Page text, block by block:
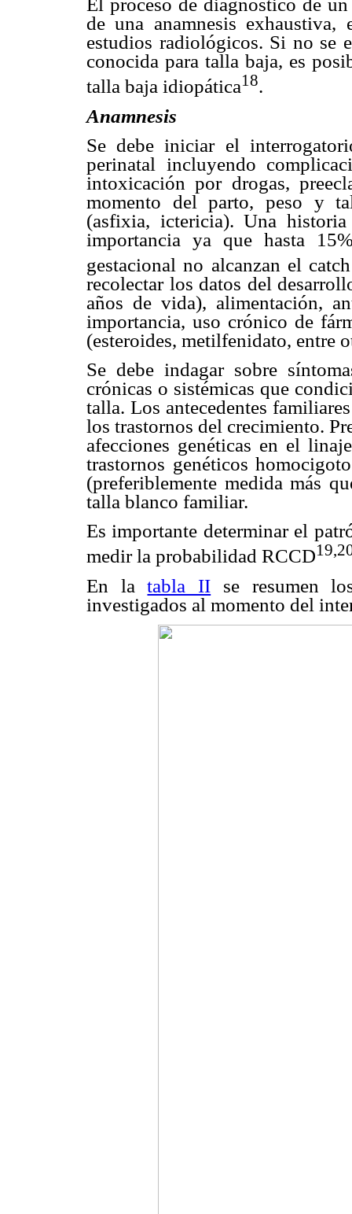
El proceso de diagnóstico de
de una anamnesis
estudios radiológicos. Si no se
conocida para talla baja, es
talla baja idiopática18.
Anamnesis
Se debe iniciar el
perinatal incluyendo
intoxicación por drogas,
momento del parto, peso y
(asfixia, ictericia). Una
importancia ya que hasta
gestacional no alcanzan el
recolectar los datos del
años de vida), alimentación,
importancia, uso crónico de
(esteroides, metilfenidato, entre
Se debe indagar sobre
crónicas o sistémicas que
talla. Los antecedentes
los trastornos del crecimiento.
afecciones genéticas en el
trastornos genéticos
(preferiblemente medida más
talla blanco familiar.
Es importante determinar el
medir la probabilidad RCCD
En latabla II se resumen
investigados al momento del